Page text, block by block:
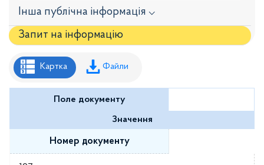
Інша публічна інформація ⌵
Запит на iнформацію
Рішення районної ради
Рішення виконавчого комітету
Розпорядження районного голови
Регуляторні акти
Проекти рішень районної ради
Картка Файли
Поле документу
Значення
Номер документу